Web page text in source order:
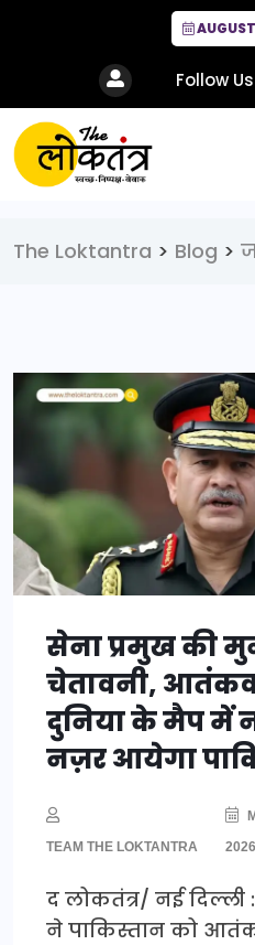
Follow Us
The Loktantra > Blog >
सेना प्रमुख की
चेतावनी,
दुनिया के मैप में
नज़र आयेगा
TEAM THE LOKTANTRA
2026
द लोकतंत्र/ नई दिल्ली :
ने पाकिस्तान को